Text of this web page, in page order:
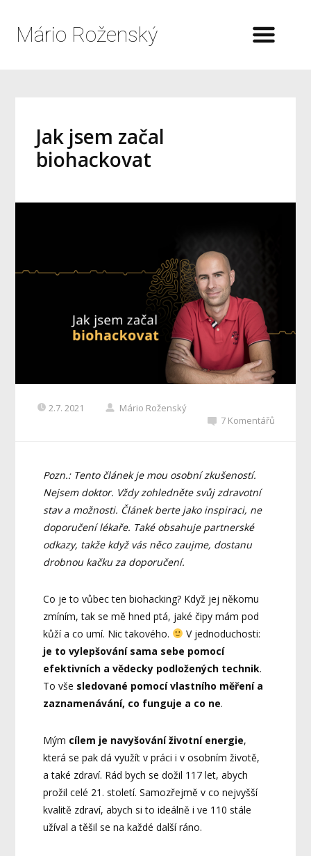
Mário Roženský
Jak jsem začal
biohackovat
2.7. 2021
Mário Roženský
7 Komentářů
Pozn.: Tento článek je mou osobní zkušeností.
Nejsem doktor. Vždy zohledněte svůj zdravotní
stav a možnosti. Článek berte jako inspiraci, ne
doporučení lékaře. Také obsahuje partnerské
odkazy, takže když vás něco zaujme, dostanu
drobnou kačku za doporučení.
Co je to vůbec ten biohacking? Když jej někomu
zmíním, tak se mě hned ptá, jaké čipy mám pod
kůží a co umí. Nic takového.
V jednoduchosti:
je to vylepšování sama sebe pomocí
efektivních a vědecky podložených technik.
To vše sledované pomocí vlastního měření a
zaznamenávání, co funguje a co ne.
Mým cílem je navyšování životní energie,
která se pak dá využít v práci i v osobním životě,
a také zdraví. Rád bych se dožil 117 let, abych
prožil celé 21. století. Samozřejmě v co nejvyšší
kvalitě zdraví, abych si to ideálně i ve 110 stále
užíval a těšil se na každé další ráno.